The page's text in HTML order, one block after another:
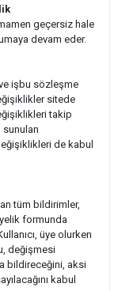
geçersiz hale
devam eder.
işbu sözleşme
sitede
takip
sunulan
de kabul
tüm bildirimler,
formunda
üye olurken
değişmesi
bildireceğini, aksi
kabul